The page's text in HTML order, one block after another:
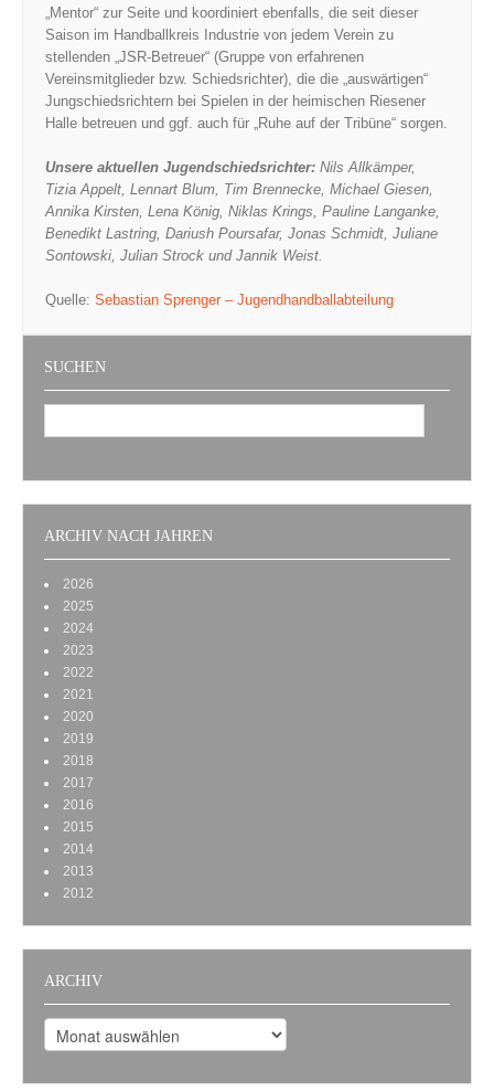
„Mentor“ zur Seite und koordiniert ebenfalls, die seit dieser
Saison im Handballkreis Industrie von jedem Verein zu
stellenden „JSR-Betreuer“ (Gruppe von erfahrenen
Vereinsmitglieder bzw. Schiedsrichter), die die „auswärtigen“
Jungschiedsrichtern bei Spielen in der heimischen Riesener
Halle betreuen und ggf. auch für „Ruhe auf der Tribüne“ sorgen.
Unsere aktuellen Jugendschiedsrichter: Nils Allkämper,
Tizia Appelt, Lennart Blum, Tim Brennecke, Michael Giesen,
Annika Kirsten, Lena König, Niklas Krings, Pauline Langanke,
Benedikt Lastring, Dariush Poursafar, Jonas Schmidt, Juliane
Sontowski, Julian Strock und Jannik Weist.
Quelle: Sebastian Sprenger – Jugendhandballabteilung
SUCHEN
ARCHIV NACH JAHREN
2026
2025
2024
2023
2022
2021
2020
2019
2018
2017
2016
2015
2014
2013
2012
ARCHIV
Archiv